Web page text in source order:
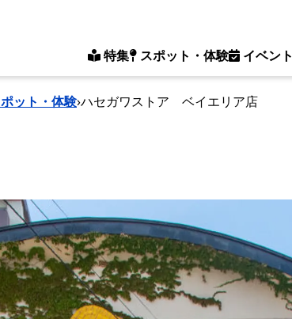
特集 スポット・体験 イベント
ット・体験›ハセガワストア ベイエリア店